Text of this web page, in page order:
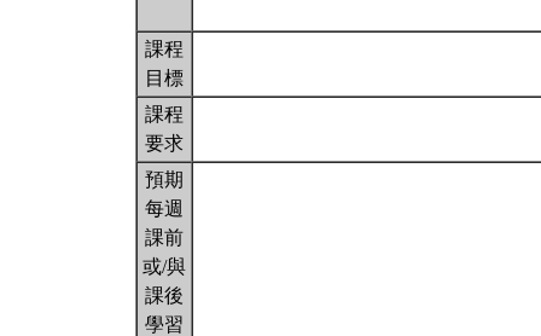
課程
目標
課程
要求
預期
每週
課前
或/與
課後
學習